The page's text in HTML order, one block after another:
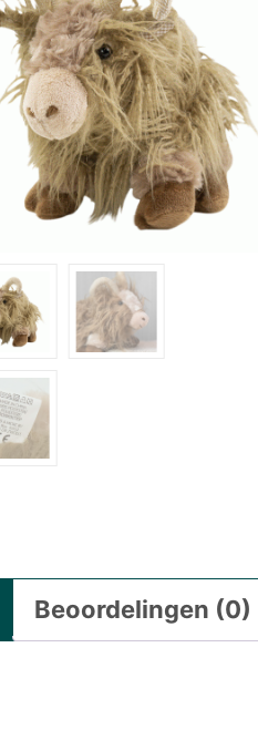
Beoordelingen (0)